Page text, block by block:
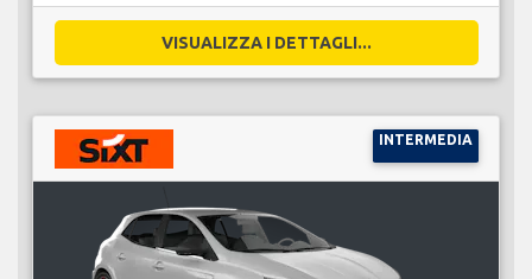
VISUALIZZA I DETTAGLI...
INTERMEDIA